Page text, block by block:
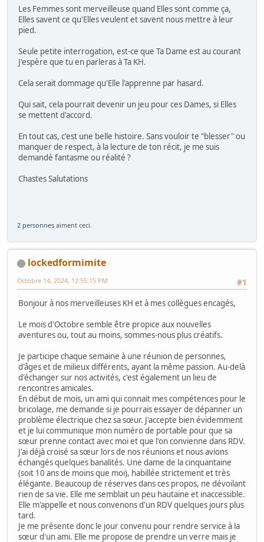
Les Femmes sont merveilleuse quand Elles sont comme ça,
Elles savent ce qu'Elles veulent et savent nous mettre à leur
pied.
Seule petite interrogation, est-ce que Ta Dame est au courant
J'espère que tu en parleras à Ta KH.
Cela serait dommage qu'Elle l'apprenne par hasard.
Qui sait, cela pourrait devenir un jeu pour ces Dames, si Elles
se mettent d'accord.
En tout cas, c'est une belle histoire. Sans vouloir te "blesser" ou
manquer de respect, à la lecture de ton récit, je me suis
demandé fantasme ou réalité ?
Chastes Salutations
2 personnes aiment ceci.
lockedformimite
#1
Octobre 14, 2024, 12:55:15 PM
Bonjour à nos merveilleuses KH et à mes collègues encagés,
Le mois d'Octobre semble être propice aux nouvelles
aventures ou, tout au moins, sommes-nous plus créatifs.
Je participe chaque semaine à une réunion de personnes,
d'âges et de milieux différents, ayant la même passion. Au-delà
d'échanger sur nos activités, c'est également un lieu de
rencontres amicales.
En début de mois, un ami qui connait mes compétences pour le
bricolage, me demande si je pourrais essayer de dépanner un
problème électrique chez sa sœur. J'accepte bien évidemment
et je lui communique mon numéro de portable pour que sa
sœur prenne contact avec moi et que l'on convienne dans RDV.
J'ai déjà croisé sa sœur lors de nos réunions et nous avions
échangés quelques banalités. Une dame de la cinquantaine
(soit 10 ans de moins que moi), habillée strictement et très
élégante. Beaucoup de réserves dans ces propos, ne dévoilant
rien de sa vie. Elle me semblait un peu hautaine et inaccessible.
Elle m'appelle et nous convenons d'un RDV quelques jours plus
tard.
Je me présente donc le jour convenu pour rendre service à la
sœur d'un ami. Elle me propose de prendre un verre mais je